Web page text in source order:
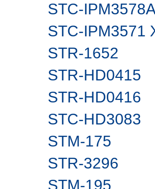
STC-
STC-IPM3571
STR-1652
STR-HD0415
STR-HD0416
STC-HD3083
STM-175
STR-3296
STM-195